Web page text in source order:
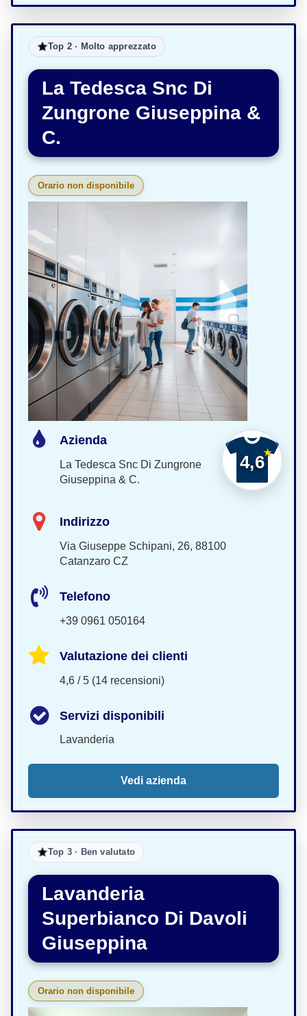
Top 2 · Molto apprezzato
La Tedesca Snc Di
Zungrone Giuseppina &
C.
Orario non disponibile
4,6
Azienda
La Tedesca Snc Di Zungrone
Giuseppina & C.
Indirizzo
Via Giuseppe Schipani, 26, 88100
Catanzaro CZ
Telefono
+39 0961 050164
Valutazione dei clienti
4,6 / 5 (14 recensioni)
Servizi disponibili
Lavanderia
Vedi azienda
Top 3 · Ben valutato
Lavanderia
Superbianco Di Davoli
Giuseppina
Orario non disponibile